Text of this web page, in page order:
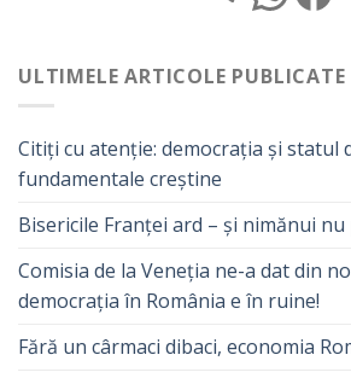
ULTIMELE ARTICOLE PUBLICATE
Citiți cu atenție: democrația și statul
fundamentale creștine
Bisericile Franței ard – și nimănui nu
Comisia de la Veneția ne-a dat din
democrația în România e în ruine!
Fără un cârmaci dibaci, economia